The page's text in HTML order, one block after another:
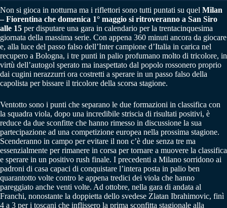
Non si gioca in notturna ma i riflettori sono tutti puntati su quel Milan
– Fiorentina che domenica 1° maggio si ritroveranno a San Siro
alle 15 per disputare una gara in calendario per la trentacinquesima
giornata della massima serie. Con appena 360 minuti ancora da giocare
e, alla luce del passo falso dell’Inter campione d’Italia in carica nel
recupero a Bologna, i tre punti in palio profumano molto di tricolore, in
virtù dell’autogol sperato ma inaspettato dal popolo rossonero proprio
dai cugini nerazzurri ora costretti a sperare in un passo falso della
capolista per bissare il tricolore della scorsa stagione.
Ventotto sono i punti che separano le due formazioni in classifica con
la squadra viola, dopo una incredibile striscia di risultati positivi, è
reduce da due sconfitte che hanno rimesso in discussione la sua
partecipazione ad una competizione europea nella prossima stagione.
Scenderanno in campo per evitare il non c’è due senza tre ma
essenzialmente per rimanere in corsa per tornare a muovere la classifica
e sperare in un positivo rush finale. I precedenti a Milano sorridono ai
padroni di casa capaci di conquistare l’intera posta in palio ben
quarantotto volte contro le appena tredici dei viola che hanno
pareggiato anche venti volte. Ad ottobre, nella gara di andata al
Franchi, nonostante la doppietta dello svedese Zlatan Ibrahimovic, finì
4 a 3 per i toscani che inflissero la prima sconfitta stagionale alla